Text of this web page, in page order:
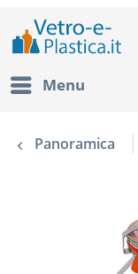
Menu
Panoramica